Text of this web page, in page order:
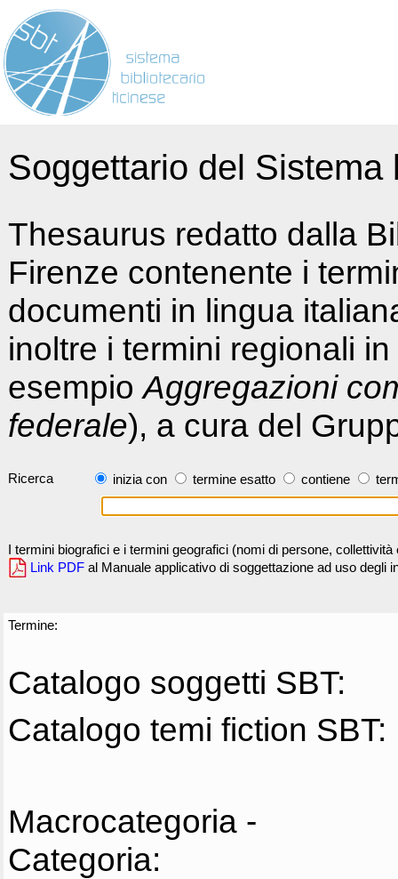
Soggettario del
Thesaurus redatto dalla
Firenze contenente i
documenti in lingua
inoltre i termini regionali
esempioAggregazioni
federale), a cura del
Ricerca inizia con termine esatto contiene
I termini biografici e i termini geografici (nomi di persone,
Link PDF al Manuale applicativo di soggettazione ad uso degli
Termine:
Catalogo soggetti SBT:
Catalogo temi fiction SBT:
Macrocategoria -
Categoria: